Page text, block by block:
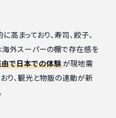
まっており、寿司、餃子、
海外スーパーの棚で存在感を
由で日本での体験が現地需
り、観光と物販の連動が新